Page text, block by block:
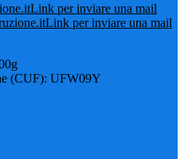
Link per inviare una mail
Link per inviare una mail
(CUF): UFW09Y